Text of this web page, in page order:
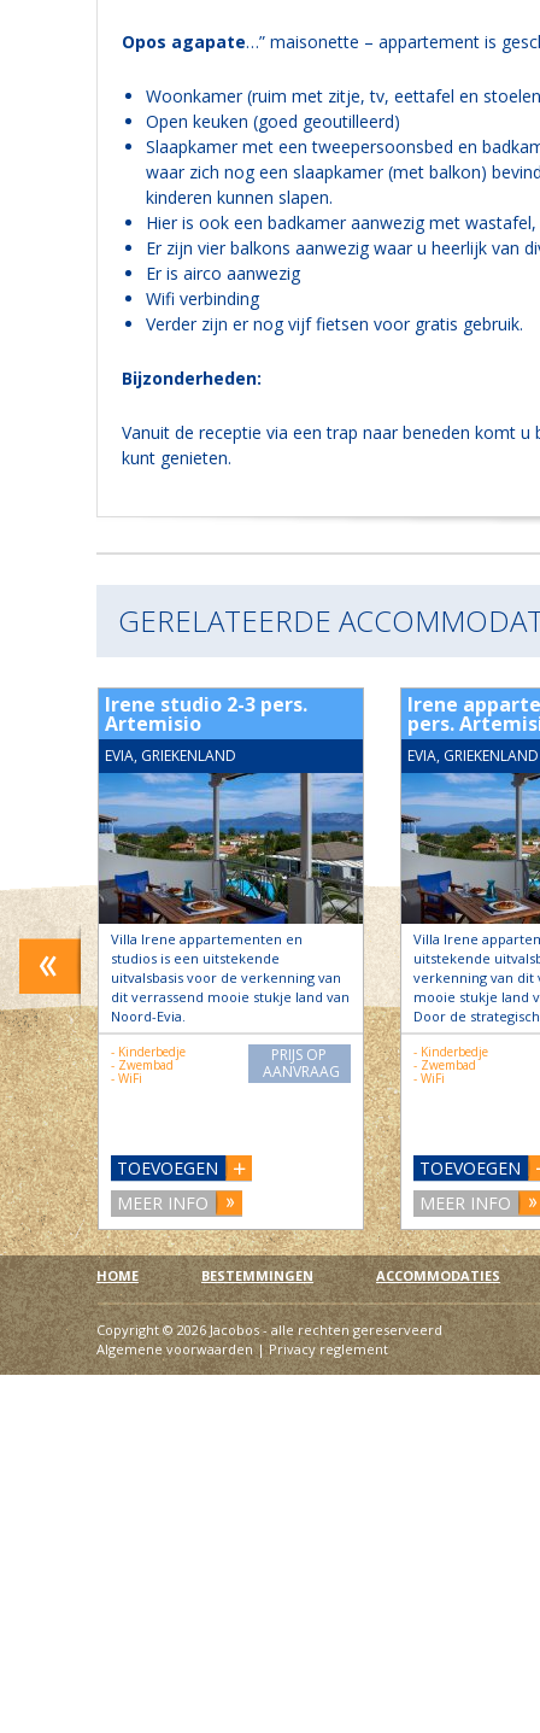
Opos agapate…” maisonette – appartement is
Woonkamer (ruim met zitje, tv, eettafel en
Open keuken (goed geoutilleerd)
Slaapkamer met een tweepersoonsbed en
waar zich nog een slaapkamer (met balkon)
kinderen kunnen slapen.
Hier is ook een badkamer aanwezig met
Er zijn vier balkons aanwezig waar u heerlijk van
Er is airco aanwezig
Wifi verbinding
Verder zijn er nog vijf fietsen voor gratis gebruik.
Bijzonderheden:
Vanuit de receptie via een trap naar beneden komt
kunt genieten.
GERELATEERDE
het…
OP
Irene studio 2-3 pers.
Artemisio
EVIA, GRIEKENLAND
Villa Irene appartementen en
studios is een uitstekende
uitvalsbasis voor de verkenning van
dit verrassend mooie stukje land van
Noord-Evia.
- Kinderbedje
- Zwembad
- WiFi
PRIJS OP
AANVRAAG
TOEVOEGEN
MEER INFO
Irene
pers.
EVIA, GRIEKENLAND
Villa Irene
uitstekende
verkenning van dit
mooie stukje land
Door de
- Kinderbedje
- Zwembad
- WiFi
TOEVOEGEN
MEER INFO
HOME BESTEMMINGEN ACCOMMODATIES
Copyright © 2026 Jacobos - alle rechten gereserveerd
Algemene voorwaarden|Privacy reglement